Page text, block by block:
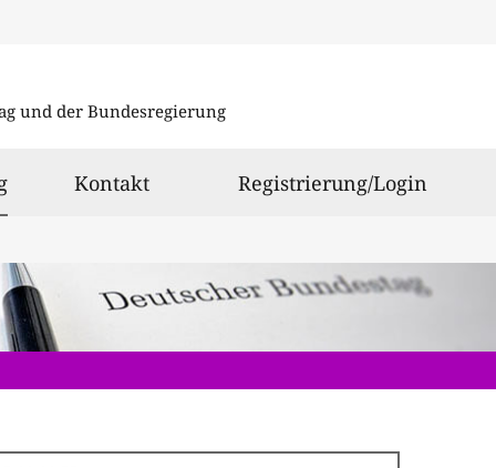
und der Bundesregierung
ausgewählt
Kontakt Registrierung/Login